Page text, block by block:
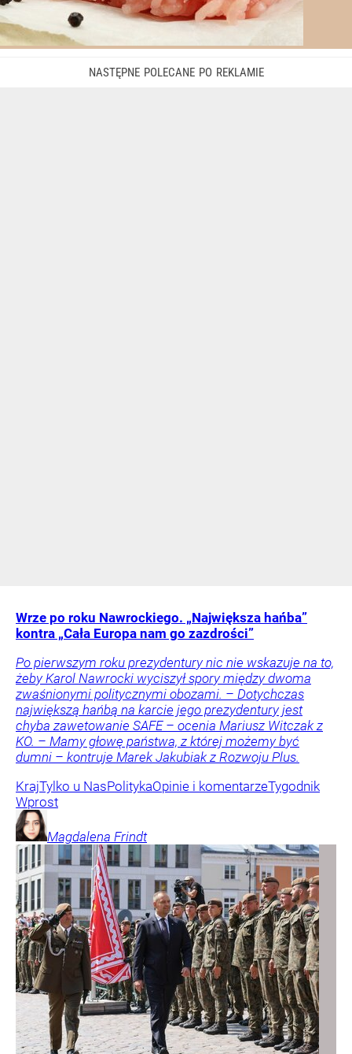
Wrze po roku Nawrockiego. „Największa hańba”
kontra „Cała Europa nam go zazdrości”
Po pierwszym roku prezydentury nic nie wskazuje na to,
żeby Karol Nawrocki wyciszył spory między dwoma
zwaśnionymi politycznymi obozami. – Dotychczas
największą hańbą na karcie jego prezydentury jest
chyba zawetowanie SAFE – ocenia Mariusz Witczak z
KO. – Mamy głowę państwa, z której możemy być
dumni – kontruje Marek Jakubiak z Rozwoju Plus.
KrajTylko u NasPolitykaOpinie i komentarzeTygodnik
Wprost
Magdalena Frindt